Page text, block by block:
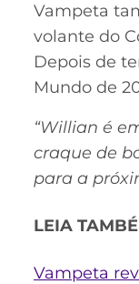
Vampeta
volante do
Depois de
Mundo de
“Willian é
craque de
para a
LEIA
Vampeta